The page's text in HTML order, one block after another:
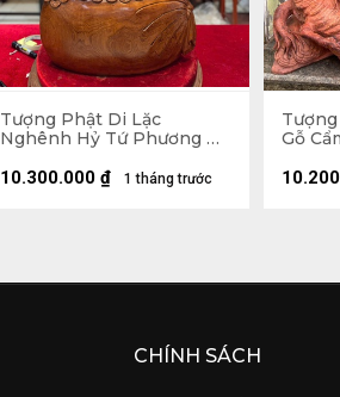
Tượng Phật Di Lặc
Nghênh Hỷ Tứ Phương Gỗ
Sâu 23 (cm)
1 tháng trước
10.300.000 ₫
Gỗ
CHÍNH SÁCH